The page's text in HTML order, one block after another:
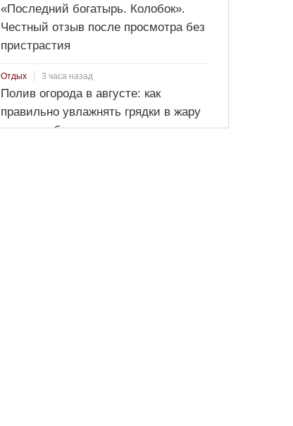
«Последний богатырь. Колобок».
Честный отзыв после просмотра без
пристрастия
Отдых 3 часа назад
Полив огорода в августе: как
правильно увлажнять грядки в жару
и перед сбором урожая